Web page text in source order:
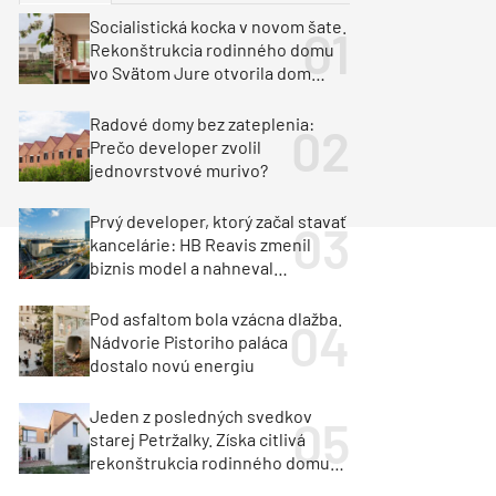
Klimatizácia a vetranie
Milan Murcka
Socialistická kocka v novom šate.
Rekonštrukcia rodinného domu
vo Svätom Jure otvorila dom
Radové domy bez zateplenia:
Prečo developer zvolil
jednovrstvové murivo?
Prvý developer, ktorý začal stavať
kancelárie: HB Reavis zmenil
biznis model a nahneval
Pod asfaltom bola vzácna dlažba.
Nádvorie Pistoriho paláca
dostalo novú energiu
Jeden z posledných svedkov
starej Petržalky. Získa citlivá
rekonštrukcia rodinného domu